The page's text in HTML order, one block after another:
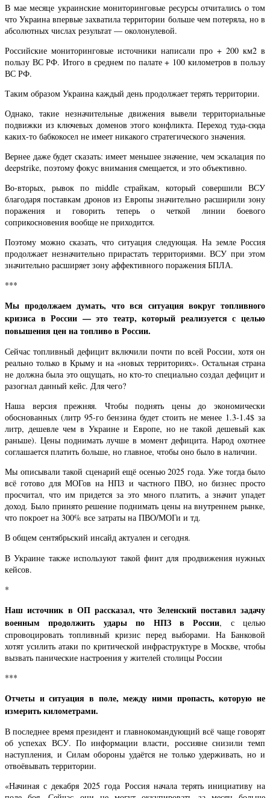
В мае месяце украинские мониторинговые ресурсы отчитались о том
что Украина впервые захватила территории больше чем потеряла, но в
абсолютных числах результат — околонулевой.
Российские мониторинговые источники написали про + 200 км2 в
пользу ВС РФ. Итого в среднем по палате + 100 километров в пользу
ВС РФ.
Таким образом Украина каждый день продолжает терять территории.
Однако, такие незначительные движения вывели территориальные
подвижки из ключевых доменов этого конфликта. Переход туда-сюда
каких-то бабкокосел не имеет никакого стратегического значения.
Вернее даже будет сказать: имеет меньшее значение, чем эскалация по
deepstrike, поэтому фокус внимания смещается, и это объективно.
Во-вторых, рывок по middle страйкам, который совершили ВСУ
благодаря поставкам дронов из Европы значительно расширили зону
поражения и говорить теперь о четкой линии боевого
соприкосновения вообще не приходится.
Поэтому можно сказать, что ситуация следующая. На земле Россия
продолжает незначительно прирастать территориями. ВСУ при этом
значительно расширяет зону аффективного поражения БПЛА.
***
Мы продолжаем думать, что вся ситуация вокруг топливного
кризиса в России — это театр, который реализуется с целью
повышения цен на топливо в России.
Сейчас топливный дефицит включили почти по всей России, хотя он
реально только в Крыму и на «новых территориях». Остальная страна
не должна была это ощущать, но кто-то специально создал дефицит и
разогнал данный кейс. Для чего?
Наша версия прежняя. Чтобы поднять цены до экономически
обоснованных (литр 95-го бензина будет стоить не менее 1.3-1.4$ за
литр, дешевле чем в Украине и Европе, но не такой дешевый как
раньше). Цены поднимать лучше в момент дефицита. Народ охотнее
соглашается платить больше, но главное, чтобы оно было в наличии.
Мы описывали такой сценарий ещё осенью 2025 года. Уже тогда было
всё готово для МОГов на НПЗ и частного ПВО, но бизнес просто
просчитал, что им придется за это много платить, а значит упадет
доход. Было принято решение поднимать цены на внутреннем рынке,
что покроет на 300% все затраты на ПВО/МОГи и тд.
В общем сентябрьский инсайд актуален и сегодня.
В Украине также используют такой финт для продвижения нужных
кейсов.
*
Наш источник в ОП рассказал, что Зеленский поставил задачу
военным продолжить удары по НПЗ в России, с целью
спровоцировать топливный кризис перед выборами. На Банковой
хотят усилить атаки по критической инфраструктуре в Москве, чтобы
вызвать панические настроения у жителей столицы России
***
Отчеты и ситуация в поле, между ними пропасть, которую не
измерить километрами.
В последнее время президент и главнокомандующий всё чаще говорят
об успехах ВСУ. По информации власти, россияне снизили темп
наступления, и Силам обороны удаётся не только удерживать, но и
отвоёвывать территории.
«Начиная с декабря 2025 года Россия начала терять инициативу на